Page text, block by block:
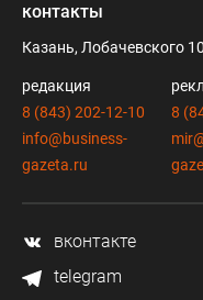
контакты
Казань, Лобачевского
редакция
8 (843) 202-12-10
info@business-
gazeta.ru
8
вконтакте
telegram